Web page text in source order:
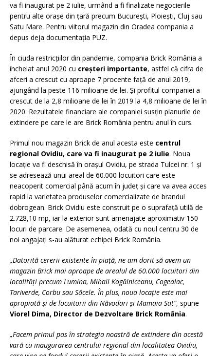
va fi inaugurat pe 2 iulie, urmând a fi finalizate negocierile
pentru alte orașe din țară precum București, Ploiești, Cluj sau
Satu Mare. Pentru viitorul magazin din Oradea compania a
depus deja documentația PUZ.
În ciuda restricțiilor din pandemie, compania Brick România a
încheiat anul 2020 cu creșteri importante, astfel că cifra de
afceri a crescut cu aproape 7 procente față de anul 2019,
ajungând la peste 116 milioane de lei. Și profitul companiei a
crescut de la 2,8 milioane de lei în 2019 la 4,8 milioane de lei în
2020. Rezultatele financiare ale companiei susțin planurile de
extindere pe care le are Brick România pentru anul în curs.
Primul nou magazin Brick de anul acesta este centrul
regional Ovidiu, care va fi inaugurat pe 2 iulie. Noua
locație va fi deschisă în orașul Ovidiu, pe strada Tulcei nr. 1 și
se adresează unui areal de 60.000 locuitori care este
neacoperit comercial până acum în județ și care va avea acces
rapid la varietatea produselor comercializate de brandul
dobrogean. Brick Ovidiu este construit pe o suprafață utilă de
2.728,10 mp, iar la exterior sunt amenajate aproximativ 150
locuri de parcare. De asemenea, odată cu noul centru 30 de
noi angajați s-au alăturat echipei Brick România.
„Datorită cererii existente în piață, ne-am dorit să avem un
magazin Brick mai aproape de arealul de 60.000 locuitori din
localități precum Lumina, Mihail Kogălniceanu, Cogealac,
Tariverde, Corbu sau Săcele. În plus, noua locație este mai
apropiată și de locuitorii din Năvodari și Mamaia Sat”, spune
Viorel Dima, Director de Dezvoltare Brick România.
„Facem primul pas în strategia noastră de extindere din acestă
vară cu inaugurarea centrului regional din localitatea Ovidiu,